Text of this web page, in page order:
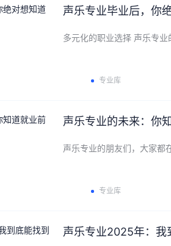
声乐专业毕业后，你
多元化的职业选择 声乐专
专业库
声乐专业的未来：你
声乐专业的朋友们，大家都
专业库
声乐专业2025年：我